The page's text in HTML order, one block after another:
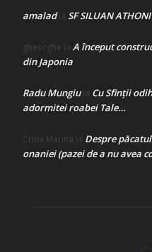
amaladla SF SILUAN
gheorghe la A început
din Japonia
Radu Mungiula Cu Sfinții
adormitei roabei Tale…
Crina Marina la Despre
onaniei (pazei de a nu avea